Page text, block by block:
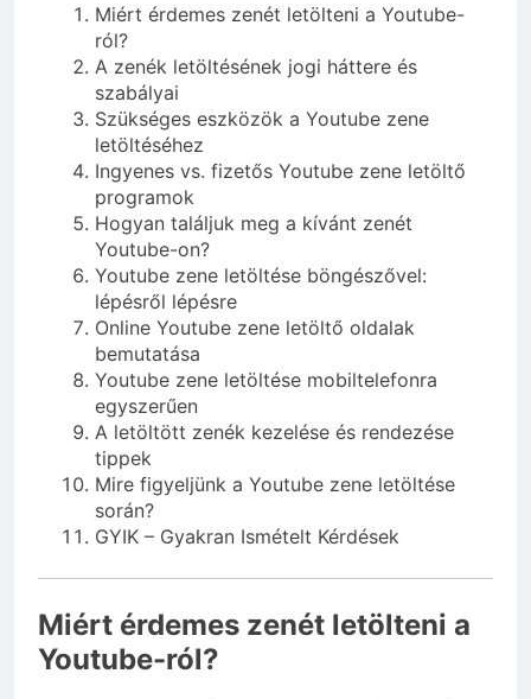
Miért érdemes zenét letölteni a Youtube-
ról?
A zenék letöltésének jogi háttere és
szabályai
Szükséges eszközök a Youtube zene
letöltéséhez
Ingyenes vs. fizetős Youtube zene letöltő
programok
Hogyan találjuk meg a kívánt zenét
Youtube-on?
Youtube zene letöltése böngészővel:
lépésről lépésre
Online Youtube zene letöltő oldalak
bemutatása
Youtube zene letöltése mobiltelefonra
egyszerűen
A letöltött zenék kezelése és rendezése
tippek
Mire figyeljünk a Youtube zene letöltése
során?
GYIK – Gyakran Ismételt Kérdések
Miért érdemes zenét letölteni a
Youtube-ról?